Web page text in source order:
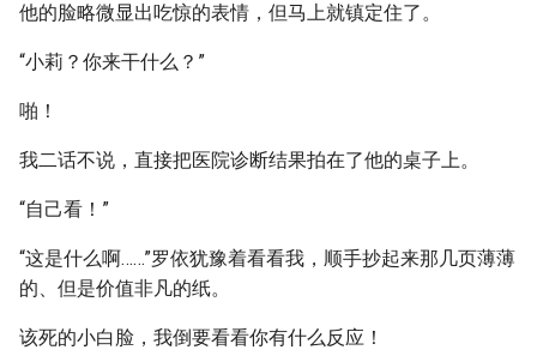
他的脸略微显出吃惊的表情，但马上就镇定住了。
“小莉？你来干什么？”
啪！
我二话不说，直接把医院诊断结果拍在了他的桌子上。
“自己看！”
“这是什么啊……”罗依犹豫着看看我，顺手抄起来那几页薄薄
的、但是价值非凡的纸。
该死的小白脸，我倒要看看你有什么反应！